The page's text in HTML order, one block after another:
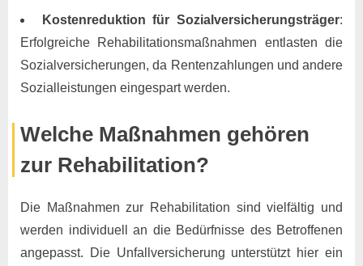
Kostenreduktion für Sozialversicherungsträger:
Erfolgreiche Rehabilitationsmaßnahmen entlasten die
Sozialversicherungen, da Rentenzahlungen und andere
Sozialleistungen eingespart werden.
Welche Maßnahmen gehören
zur Rehabilitation?
Die Maßnahmen zur Rehabilitation sind vielfältig und
werden individuell an die Bedürfnisse des Betroffenen
angepasst. Die Unfallversicherung unterstützt hier ein